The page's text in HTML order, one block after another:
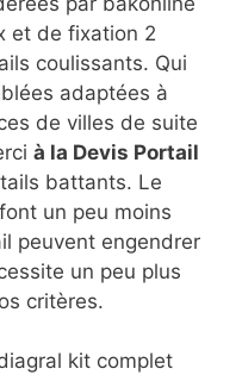
et de fixation 2
coulissants. Qui
adaptées à
de villes de suite
à la Devis Portail
battants. Le
un peu moins
peuvent engendrer
un peu plus
critères.
kit complet